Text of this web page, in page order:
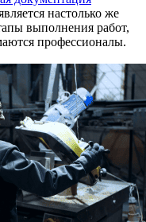
настолько же
выполнения работ,
профессионалы.